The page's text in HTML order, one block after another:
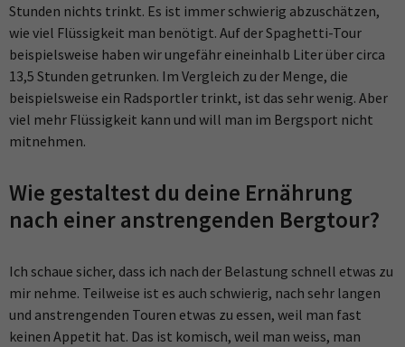
Stunden nichts trinkt. Es ist immer schwierig abzuschätzen,
wie viel Flüssigkeit man benötigt. Auf der Spaghetti-Tour
beispielsweise haben wir ungefähr eineinhalb Liter über circa
13,5 Stunden getrunken. Im Vergleich zu der Menge, die
beispielsweise ein Radsportler trinkt, ist das sehr wenig. Aber
viel mehr Flüssigkeit kann und will man im Bergsport nicht
mitnehmen.
Wie gestaltest du deine Ernährung
nach einer anstrengenden Bergtour?
Ich schaue sicher, dass ich nach der Belastung schnell etwas zu
mir nehme. Teilweise ist es auch schwierig, nach sehr langen
und anstrengenden Touren etwas zu essen, weil man fast
keinen Appetit hat. Das ist komisch, weil man weiss, man